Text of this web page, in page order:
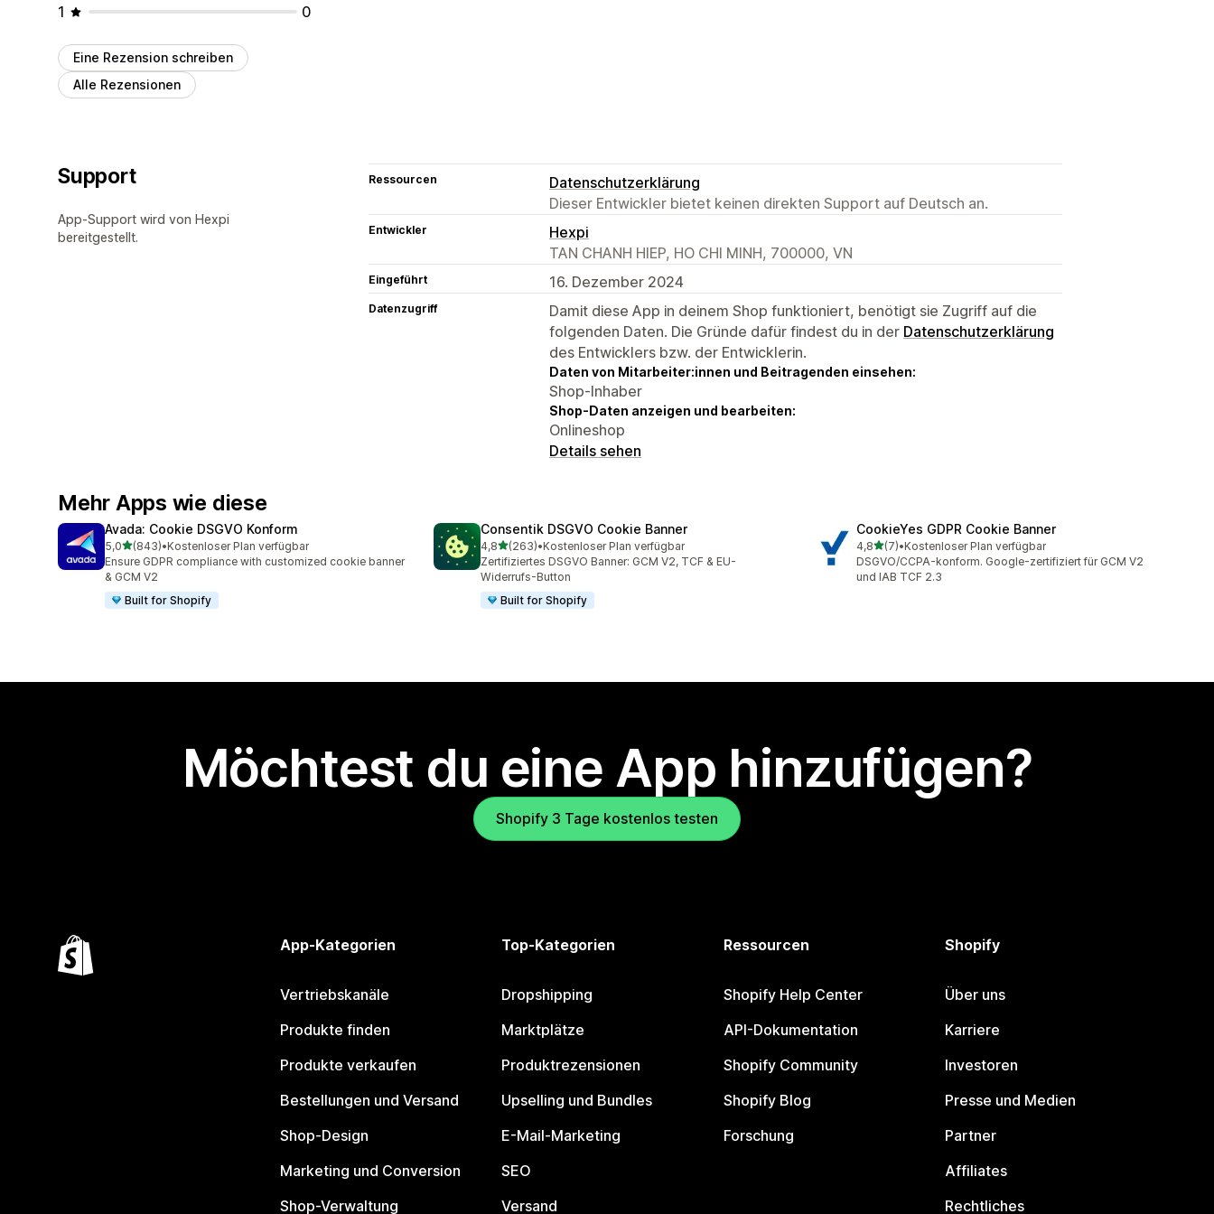
1
0
Eine Rezension schreiben
Alle Rezensionen
Support
App-Support wird von Hexpi
bereitgestellt.
Ressourcen
Datenschutzerklärung
Dieser Entwickler bietet keinen direkten Support auf Deutsch an.
Entwickler
Hexpi
TAN CHANH HIEP, HO CHI MINH, 700000, VN
Eingeführt 16. Dezember 2024
Datenzugriff
Damit diese App in deinem Shop funktioniert, benötigt sie Zugriff auf die
folgenden Daten. Die Gründe dafür findest du in der Datenschutzerklärung
des Entwicklers bzw. der Entwicklerin.
Daten von Mitarbeiter:innen und Beitragenden einsehen:
Shop-Inhaber
Shop-Daten anzeigen und bearbeiten:
Onlineshop
Details sehen
Mehr Apps wie diese
Avada: Cookie DSGVO Konform
5,0von 5 Sternen
(843)
843 Rezensionen insgesamt
•Kostenloser Plan verfügbar
Ensure GDPR compliance with customized cookie banner
& GCM V2
Built for Shopify
Consentik DSGVO Cookie Banner
4,8von 5 Sternen
(263)
263 Rezensionen insgesamt
•Kostenloser Plan verfügbar
Zertifiziertes DSGVO Banner: GCM V2, TCF & EU-
Widerrufs-Button
Built for Shopify
CookieYes GDPR Cookie Banner
4,8von 5 Sternen
(7)
7 Rezensionen insgesamt
•Kostenloser Plan verfügbar
DSGVO/CCPA-konform. Google-zertifiziert für GCM V2
und IAB TCF 2.3
Möchtest du eine App hinzufügen?
Shopify 3 Tage kostenlos testen
App-Kategorien
Vertriebskanäle
Produkte finden
Produkte verkaufen
Bestellungen und Versand
Shop-Design
Marketing und Conversion
Shop-Verwaltung
Top-Kategorien
Dropshipping
Marktplätze
Produktrezensionen
Upselling und Bundles
E-Mail-Marketing
SEO
Versand
Ressourcen
Shopify Help Center
API-Dokumentation
Shopify Community
Shopify Blog
Forschung
Shopify
Über uns
Karriere
Investoren
Presse und Medien
Partner
Affiliates
Rechtliches